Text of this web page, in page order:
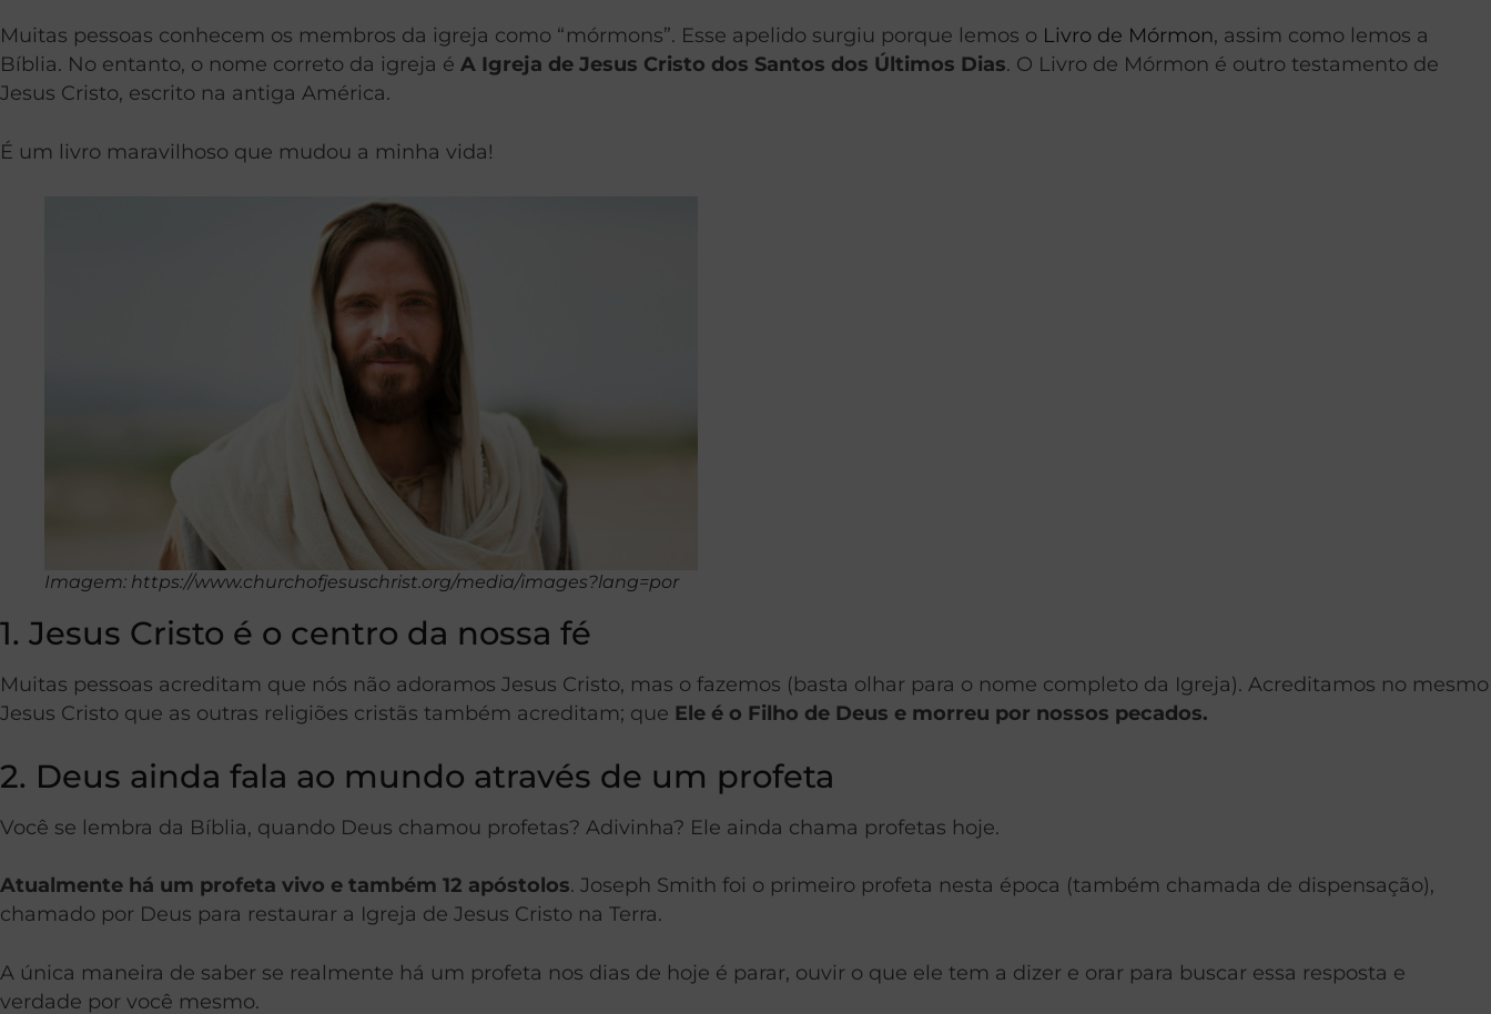
Muitas pessoas conhecem os membros da igreja como “mórmons”. Esse apelido surgiu porque lemos o Livro de Mórmon, assim como lemos a
Bíblia. No entanto, o nome correto da igreja é A Igreja de Jesus Cristo dos Santos dos Últimos Dias. O Livro de Mórmon é outro testamento de
Jesus Cristo, escrito na antiga América.
É um livro maravilhoso que mudou a minha vida!
Imagem: https://www.churchofjesuschrist.org/media/images?lang=por
1. Jesus Cristo é o centro da nossa fé
Muitas pessoas acreditam que nós não adoramos Jesus Cristo, mas o fazemos (basta olhar para o nome completo da Igreja). Acreditamos no mesmo
Jesus Cristo que as outras religiões cristãs também acreditam; que Ele é o Filho de Deus e morreu por nossos pecados.
2. Deus ainda fala ao mundo através de um profeta
Você se lembra da Bíblia, quando Deus chamou profetas? Adivinha? Ele ainda chama profetas hoje.
Atualmente há um profeta vivo e também 12 apóstolos. Joseph Smith foi o primeiro profeta nesta época (também chamada de dispensação),
chamado por Deus para restaurar a Igreja de Jesus Cristo na Terra.
A única maneira de saber se realmente há um profeta nos dias de hoje é parar, ouvir o que ele tem a dizer e orar para buscar essa resposta e
verdade por você mesmo.